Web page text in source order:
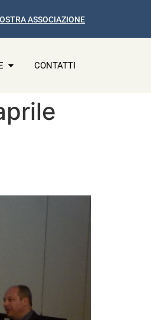
ASSOCIAZIONE
CONTATTI